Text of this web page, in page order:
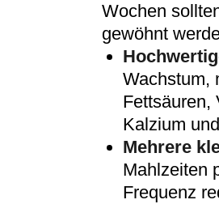
Wochen
gewöhnt
Wachstum,
Fettsäuren,
Kalzium
Mehrere
Mahlzeiten
Frequenz